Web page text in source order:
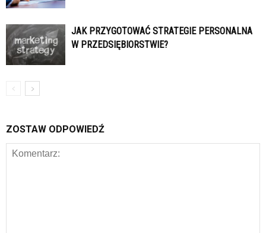
JAK PRZYGOTOWAĆ STRATEGIE PERSONALNA
W PRZEDSIĘBIORSTWIE?
ZOSTAW ODPOWIEDŹ